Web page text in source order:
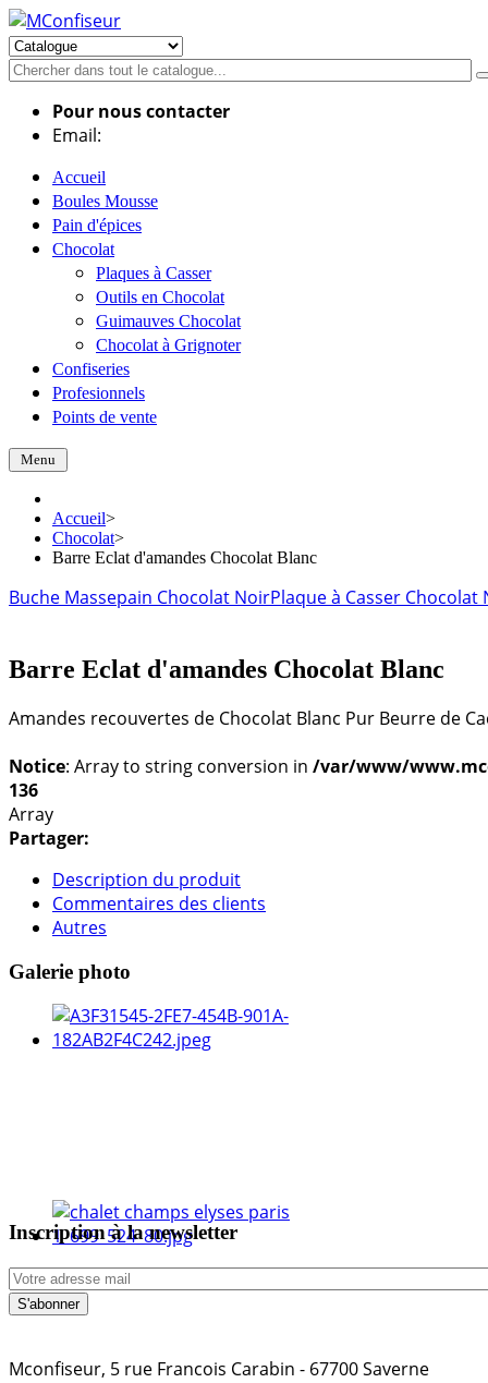
Pour nous contacter
Email:
Accueil
Boules Mousse
Pain d'épices
Chocolat
Plaques à Casser
Outils en Chocolat
Guimauves Chocolat
Chocolat à Grignoter
Confiseries
Profesionnels
Points de vente
Menu
Accueil>
Chocolat>
Barre Eclat d'amandes Chocolat Blanc
Buche Massepain Chocolat NoirPlaque à Casser Chocolat
Barre Eclat d'amandes Chocolat Blanc
Amandes recouvertes de Chocolat Blanc Pur Beurre de
Notice: Array to string conversion in /var/www/
136
Array
Partager:
Description du produit
Commentaires des clients
Autres
Galerie photo
Inscription à la newsletter
Mconfiseur, 5 rue Francois Carabin - 67700 Saverne